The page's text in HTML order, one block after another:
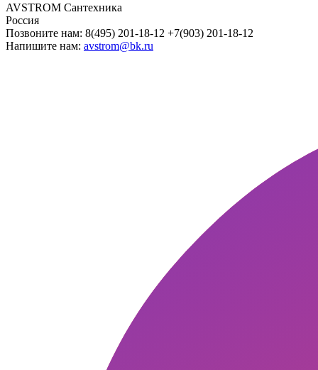
AVSTROM Сантехника
Россия
Позвоните нам: 8(495) 201-18-12 +7(903) 201-18-12
Напишите нам: avstrom@bk.ru